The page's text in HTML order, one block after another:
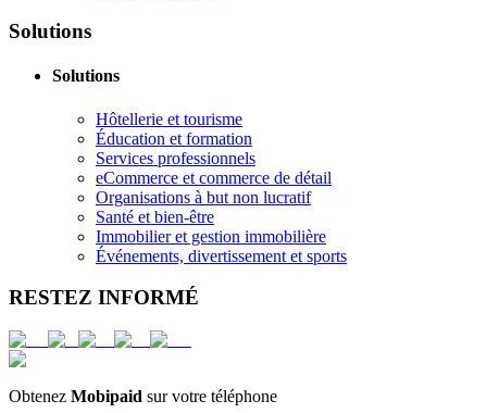
Solutions
Solutions
Hôtellerie et tourisme
Éducation et formation
Services professionnels
eCommerce et commerce de détail
Organisations à but non lucratif
Santé et bien-être
Immobilier et gestion immobilière
Événements, divertissement et sports
RESTEZ INFORMÉ
Obtenez Mobipaid sur votre téléphone